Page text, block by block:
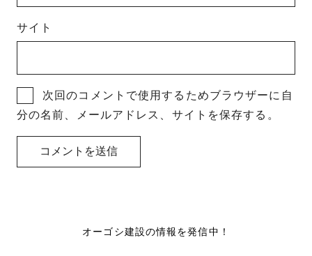
サイト
次回のコメントで使用するためブラウザーに自
分の名前、メールアドレス、サイトを保存する。
オーゴシ建設の情報を発信中！